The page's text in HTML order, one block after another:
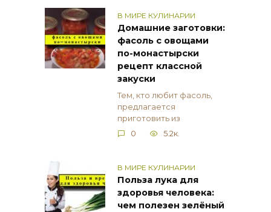
В МИРЕ КУЛИНАРИИ
Домашние заготовки:
фасоль с овощами
по-монастырски
рецепт классной
закуски
Тем, кто любит фасоль,
предлагается
приготовить из
0
5.2к.
В МИРЕ КУЛИНАРИИ
Польза лука для
здоровья человека:
чем полезен зелёный